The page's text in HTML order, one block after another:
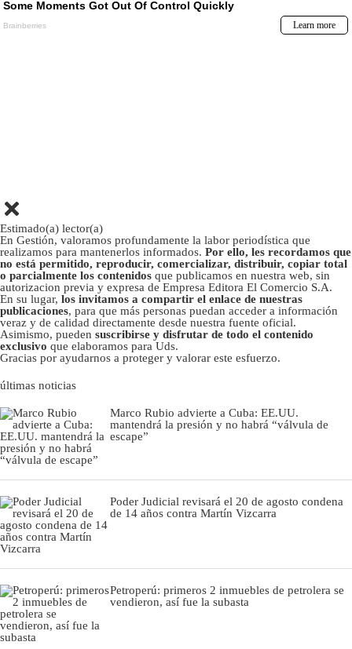
Estimado(a) lector(a)
En Gestión, valoramos profundamente la labor periodística que
realizamos para mantenerlos informados. Por ello, les recordamos que
no está permitido, reproducir, comercializar, distribuir, copiar total
o parcialmente los contenidos que publicamos en nuestra web, sin
autorizacion previa y expresa de Empresa Editora El Comercio S.A.
En su lugar, los invitamos a compartir el enlace de nuestras
publicaciones, para que más personas puedan acceder a información
veraz y de calidad directamente desde nuestra fuente oficial.
Asimismo, pueden suscribirse y disfrutar de todo el contenido
exclusivo que elaboramos para Uds.
Gracias por ayudarnos a proteger y valorar este esfuerzo.
últimas noticias
Marco Rubio advierte a Cuba: EE.UU.
mantendrá la presión y no habrá “válvula de
escape”
Poder Judicial revisará el 20 de agosto condena
de 14 años contra Martín Vizcarra
Petroperú: primeros 2 inmuebles de petrolera se
vendieron, así fue la subasta